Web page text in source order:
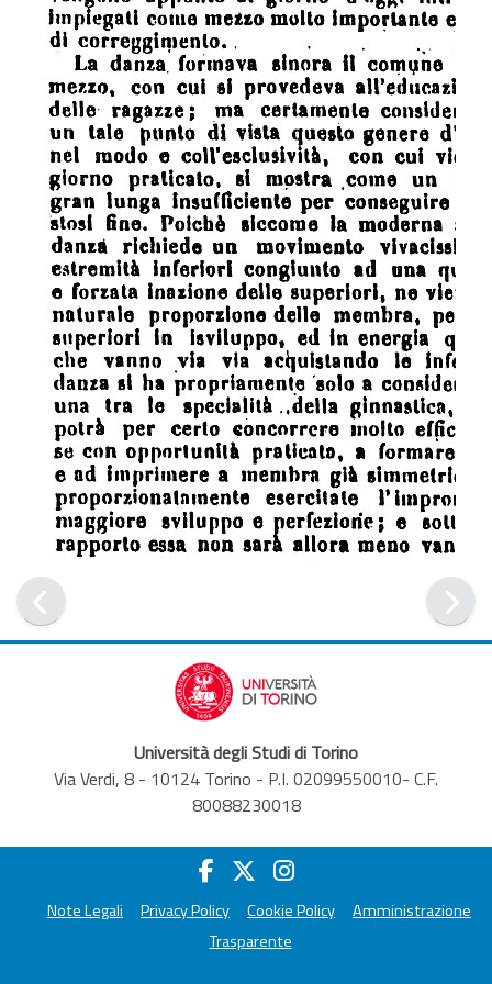
Università degli Studi di Torino
Via Verdi, 8 - 10124 Torino - P.I. 02099550010- C.F.
80088230018
Note Legali Privacy Policy Cookie Policy
Amministrazione
Trasparente